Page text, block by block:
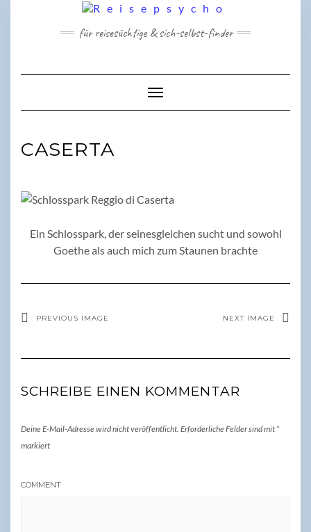
für reisesüchtige & sich-selbst-finder
Toggle Navigation
CASERTA
Ein Schlosspark, der seinesgleichen sucht und sowohl
Goethe als auch mich zum Staunen brachte
PREVIOUS IMAGE NEXT IMAGE
SCHREIBE EINEN KOMMENTAR
Deine E-Mail-Adresse wird nicht veröffentlicht. Erforderliche Felder sind mit *
markiert
COMMENT